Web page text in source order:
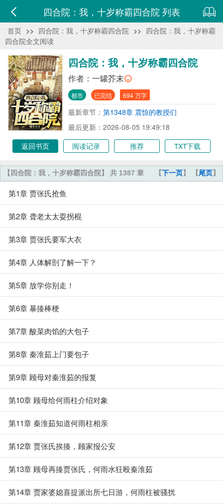
四合院：我，十岁称霸四合院 列表
首页 >> 四合院：我，十岁称霸四合院 >> 四合院：我，十岁称霸
四合院全文阅读
四合院：我，十岁称霸四合院
作者： 一罐芥末
都市 已完结 694 万字
最新章节： 第1348章 震惊的教授们
最后更新：2026-08-05 19:49:18
返回书页
阅读记录 推荐 TXT下载
【下一页】 【尾页】
【四合院：我，十岁称霸四合院】 共 1387 章
第1章 贾张氏抢鱼
第2章 聋老太太耍拐棍
第3章 贾张氏要军大衣
第4章 人体解剖了解一下？
第5章 放学你别走！
第6章 暴揍棒梗
第7章 酸菜肉馅的大包子
第8章 秦淮茹上门要包子
第9章 顾母对秦淮茹的报复
第10章 顾母给何雨柱介绍对象
第11章 秦淮茹知道何雨柱相亲
第12章 贾张氏挨揍，顾家报公安
第13章 顾母再揍贾张氏，何雨水狂殴秦淮茹
第14章 贾家婆媳喜提派出所七日游，何雨柱被骚扰